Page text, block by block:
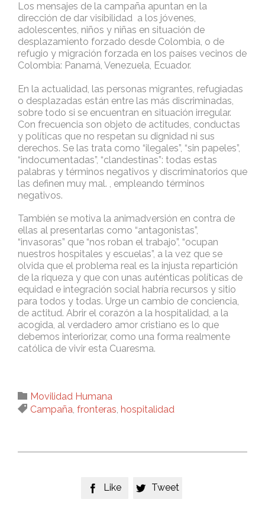
Los mensajes de la campaña apuntan en la
dirección de dar visibilidad a los jóvenes,
adolescentes, niños y niñas en situación de
desplazamiento forzado desde Colombia, o de
refugio y migración forzada en los países vecinos de
Colombia: Panamá, Venezuela, Ecuador.
En la actualidad, las personas migrantes, refugiadas
o desplazadas están entre las más discriminadas,
sobre todo si se encuentran en situación irregular.
Con frecuencia son objeto de actitudes, conductas
y políticas que no respetan su dignidad ni sus
derechos. Se las trata como “ilegales”, “sin papeles”,
“indocumentadas”, “clandestinas”: todas estas
palabras y términos negativos y discriminatorios que
las definen muy mal. , empleando términos
negativos.
También se motiva la animadversión en contra de
ellas al presentarlas como “antagonistas”,
“invasoras” que “nos roban el trabajo”, “ocupan
nuestros hospitales y escuelas”, a la vez que se
olvida que el problema real es la injusta repartición
de la riqueza y que con unas auténticas políticas de
equidad e integración social habría recursos y sitio
para todos y todas. Urge un cambio de conciencia,
de actitud. Abrir el corazón a la hospitalidad, a la
acogida, al verdadero amor cristiano es lo que
debemos interiorizar, como una forma realmente
católica de vivir esta Cuaresma.
 Category
Movilidad Humana
 Tags
Campaña, fronteras, hospitalidad
 Like  Tweet